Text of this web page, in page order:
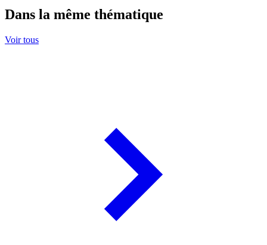
Dans la même thématique
Voir tous